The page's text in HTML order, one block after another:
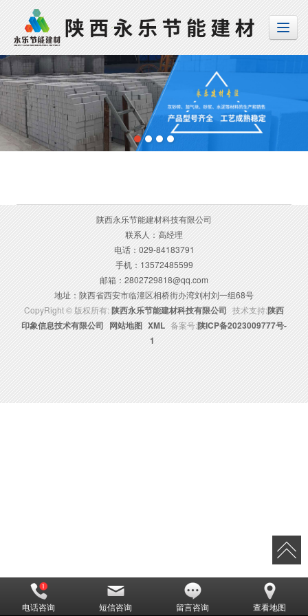
陕西永乐节能建材科技有限公司
联系人：高经理
电话：029-84183791
手机：13572485599
邮箱：2802729818@qq.com
地址：陕西省西安市临潼区相桥街办湾刘村刘一组68号
CopyRight © 版权所有:陕西永乐节能建材科技有限公司 技术支持:陕西
印象信息技术有限公司 网站地图 XML 备案号:陕ICP备2023009777号-
1
电话咨询 短信咨询 留言咨询 查看地图